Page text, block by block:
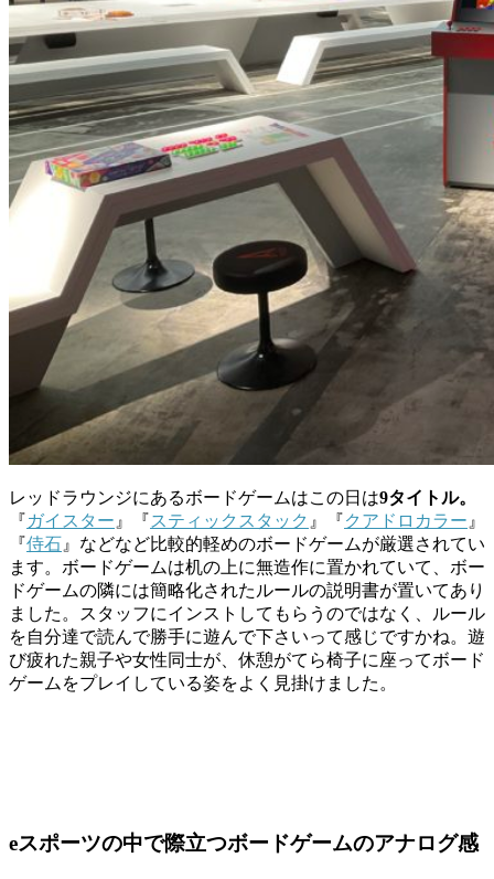
レッドラウンジにあるボードゲームはこの日は9タイトル。
『ガイスター 』『スティックスタック 』『クアドロカラー 』
『侍石 』などなど比較的軽めのボードゲームが厳選されてい
ます。ボードゲームは机の上に無造作に置かれていて、ボー
ドゲームの隣には簡略化されたルールの説明書が置いてあり
ました。スタッフにインストしてもらうのではなく、ルール
を自分達で読んで勝手に遊んで下さいって感じですかね。遊
び疲れた親子や女性同士が、休憩がてら椅子に座ってボード
ゲームをプレイしている姿をよく見掛けました。
eスポーツの中で際立つボードゲームのアナログ感